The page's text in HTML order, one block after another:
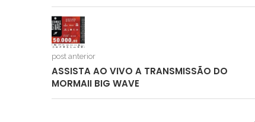
post anterior
ASSISTA AO VIVO A TRANSMISSÃO DO
MORMAII BIG WAVE